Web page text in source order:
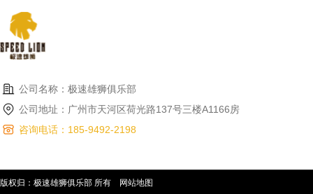
公司名称：极速雄狮俱乐部
公司地址：广州市天河区荷光路137号三楼A1166房
咨询电话：185-9492-2198
版权归：极速雄狮俱乐部 所有 网站地图